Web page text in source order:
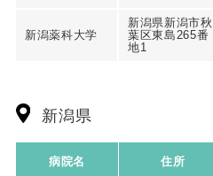
新潟薬科大学
新潟県新潟市秋
葉区東島265番
地1
新潟県
病院名 住所